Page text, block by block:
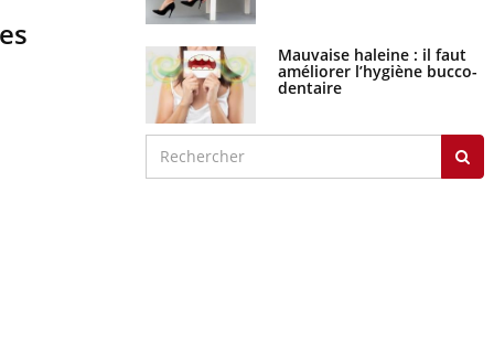
Mauvaise haleine : il faut
améliorer l’hygiène bucco-
dentaire